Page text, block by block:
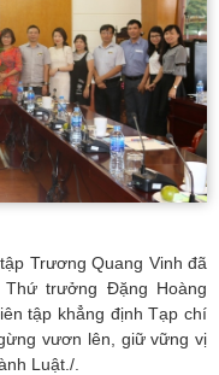
Trương Quang Vinh đã
trưởng Đặng Hoàng
tập khẳng định Tạp chí
vươn lên, giữ vững vị
Luật./.